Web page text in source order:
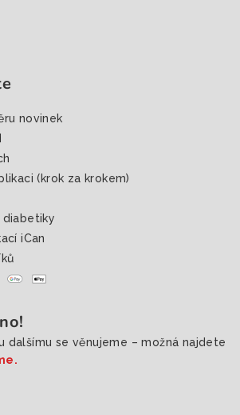
novinek
(krok za krokem)
diabetiky
iCan
dalšímu se věnujeme – možná najdete